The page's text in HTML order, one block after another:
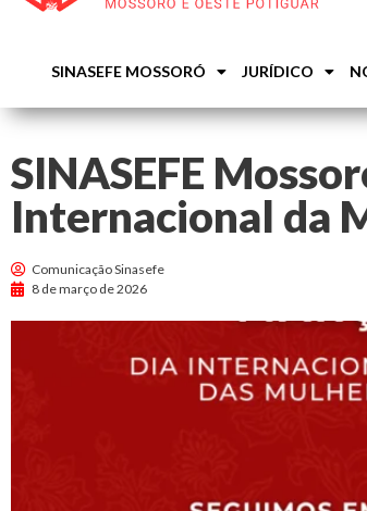
SINASEFE MOSSORÓ JURÍDICO
SINASEFE
Internacional da
Comunicação Sinasefe
8 de março de 2026